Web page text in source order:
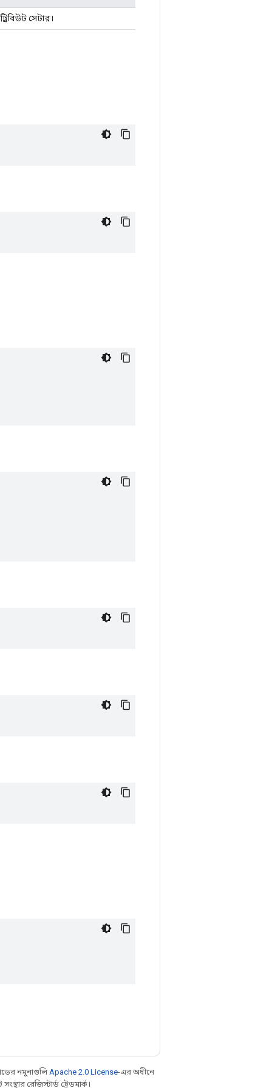
সেটার।
নমুনাগুলিApache 2.0 License-এর অধীনে
রেজিস্টার্ড ট্রেডমার্ক।